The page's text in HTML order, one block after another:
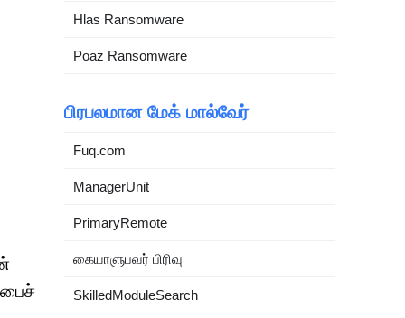
Hlas Ransomware
Poaz Ransomware
பிரபலமான மேக் மால்வேர்
Fuq.com
ManagerUnit
PrimaryRemote
கையாளுபவர் பிரிவு
SkilledModuleSearch